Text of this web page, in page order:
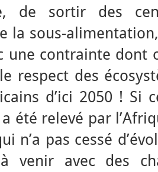
de sortir des
la sous-
une contrainte dont
respect des
d’ici 2050 ! Si
été relevé par
n’a pas cessé
venir avec des